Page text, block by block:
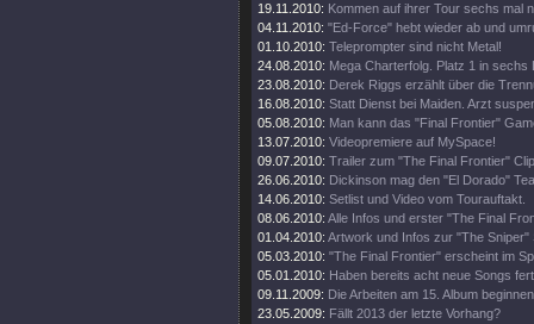
19.11.2010: Kommen auf ihrer Tour sechs mal
04.11.2010: "Ed-Force" hebt wieder ab und
01.10.2010: Teleprompter sind nicht Metal!
24.08.2010: Mega Charterfolg. Platz 1 in sechs
23.08.2010: Derek Riggs erzählt über die
16.08.2010: Statt Dienst bei Maiden. Arzt
05.08.2010: Man kann das "Final Frontier"
13.07.2010: Videopremiere auf MySpace!
09.07.2010: Trailer zum "The Final Frontier"
26.06.2010: Dickinson mag den "El Dorado"
14.06.2010: Setlist und Video vom Tourauftakt.
08.06.2010: Alle Infos und erster "The Final
01.04.2010: Artwork und Infos zur "The Sniper"
05.03.2010: "The Final Frontier" erscheint im
05.01.2010: Haben bereits acht neue Songs
09.11.2009: Die Arbeiten am 15. Album
23.05.2009: Fällt 2013 der letzte Vorhang?